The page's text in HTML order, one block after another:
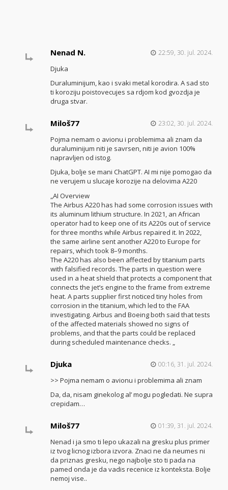
Nenad N. 22:59, 30. jul. 2024.
Djuka
Duraluminijum, kao i svaki metal korodira. A sad sto
ti koroziju poistovecujes sa rdjom kod gvozdja je
druga stvar.
Miloš77 23:02, 30. jul. 2024.
Pojma nemam o avionu i problemima ali znam da
duraluminijum niti je savrsen, niti je avion 100%
napravljen od istog.
Djuka, bolje se mani ChatGPT. AI mi nije pomogao da
ne verujem u slucaje korozije na delovima A220
„AI Overview
The Airbus A220 has had some corrosion issues with
its aluminum lithium structure. In 2021, an African
operator had to keep one of its A220s out of service
for three months while Airbus repaired it. In 2022,
the same airline sent another A220 to Europe for
repairs, which took 8–9 months.
The A220 has also been affected by titanium parts
with falsified records. The parts in question were
used in a heat shield that protects a component that
connects the jet’s engine to the frame from extreme
heat. A parts supplier first noticed tiny holes from
corrosion in the titanium, which led to the FAA
investigating. Airbus and Boeing both said that tests
of the affected materials showed no signs of
problems, and that the parts could be replaced
during scheduled maintenance checks. „
Djuka 00:16, 31. jul. 2024.
>> Pojma nemam o avionu i problemima ali znam
Da, da, nisam ginekolog al’ mogu pogledati. Ne supra
crepidam…
Miloš77 01:39, 31. jul. 2024.
Nenad i ja smo ti lepo ukazali na gresku plus primer
iz tvog licnog izbora izvora. Znaci ne da neumes ni
da priznas gresku, nego najbolje sto ti pada na
pamed onda je da vadis recenice iz konteksta. Bolje
nemoj vise..